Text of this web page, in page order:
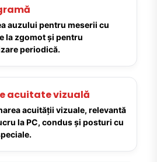
auzului pentru meserii cu
la zgomot și pentru
periodică.
acuitate vizuală
acuității vizuale, relevantă
la PC, condus și posturi cu